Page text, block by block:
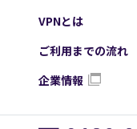
VPNとは
ご利用までの流れ
企業情報